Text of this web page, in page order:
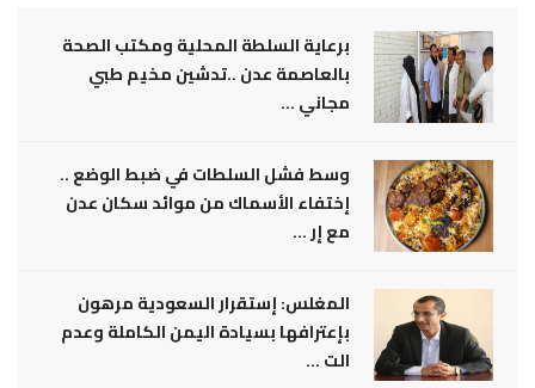
برعاية السلطة المحلية ومكتب الصحة
بالعاصمة عدن ..تدشين مخيم طبي
مجاني ...
وسط فشل السلطات في ضبط الوضع ..
إختفاء الأسماك من موائد سكان عدن
مع إر ...
المغلس: إستقرار السعودية مرهون
بإعترافها بسيادة اليمن الكاملة وعدم
الت ...